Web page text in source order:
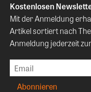
Kostenlosen
Mit der Anmeldung
Artikel sortiert nach
Anmeldung jederzeit